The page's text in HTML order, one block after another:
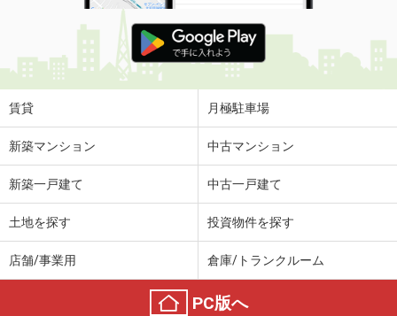
賃貸 月極駐車場
新築マンション 中古マンション
新築一戸建て 中古一戸建て
土地を探す 投資物件を探す
店舗/事業用 倉庫/トランクルーム
PC版へ